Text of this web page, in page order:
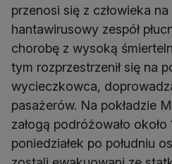
przenosi się z człowieka
hantawirusowy zespół
chorobę z wysoką
tym rozprzestrzenił się na
wycieczkowca,
pasażerów. Na pokładzie
załogą podróżowało
poniedziałek po południu